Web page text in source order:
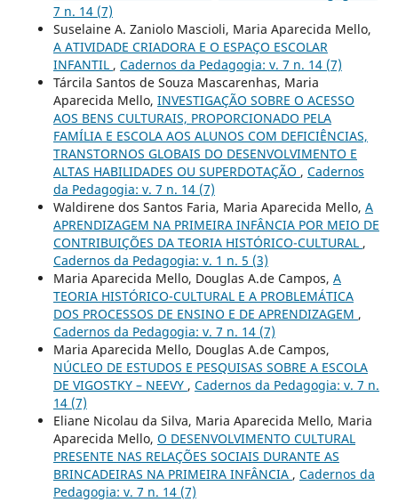
7 n. 14 (7)
Suselaine A. Zaniolo Mascioli, Maria Aparecida Mello,
A ATIVIDADE CRIADORA E O ESPAÇO ESCOLAR
INFANTIL , Cadernos da Pedagogia: v. 7 n. 14 (7)
Tárcila Santos de Souza Mascarenhas, Maria
Aparecida Mello, INVESTIGAÇÃO SOBRE O ACESSO
AOS BENS CULTURAIS, PROPORCIONADO PELA
FAMÍLIA E ESCOLA AOS ALUNOS COM DEFICIÊNCIAS,
TRANSTORNOS GLOBAIS DO DESENVOLVIMENTO E
ALTAS HABILIDADES OU SUPERDOTAÇÃO , Cadernos
da Pedagogia: v. 7 n. 14 (7)
Waldirene dos Santos Faria, Maria Aparecida Mello, A
APRENDIZAGEM NA PRIMEIRA INFÂNCIA POR MEIO DE
CONTRIBUIÇÕES DA TEORIA HISTÓRICO-CULTURAL ,
Cadernos da Pedagogia: v. 1 n. 5 (3)
Maria Aparecida Mello, Douglas A.de Campos, A
TEORIA HISTÓRICO-CULTURAL E A PROBLEMÁTICA
DOS PROCESSOS DE ENSINO E DE APRENDIZAGEM ,
Cadernos da Pedagogia: v. 7 n. 14 (7)
Maria Aparecida Mello, Douglas A.de Campos,
NÚCLEO DE ESTUDOS E PESQUISAS SOBRE A ESCOLA
DE VIGOSTKY – NEEVY , Cadernos da Pedagogia: v. 7 n.
14 (7)
Eliane Nicolau da Silva, Maria Aparecida Mello, Maria
Aparecida Mello, O DESENVOLVIMENTO CULTURAL
PRESENTE NAS RELAÇÕES SOCIAIS DURANTE AS
BRINCADEIRAS NA PRIMEIRA INFÂNCIA , Cadernos da
Pedagogia: v. 7 n. 14 (7)